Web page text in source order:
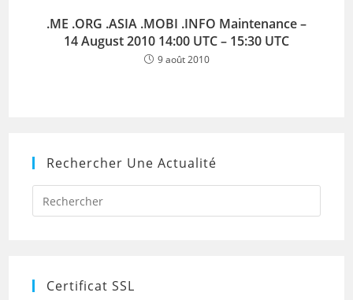
.ME .ORG .ASIA .MOBI .INFO Maintenance –
14 August 2010 14:00 UTC – 15:30 UTC
9 août 2010
Rechercher Une Actualité
Press
to
Certificat SSL